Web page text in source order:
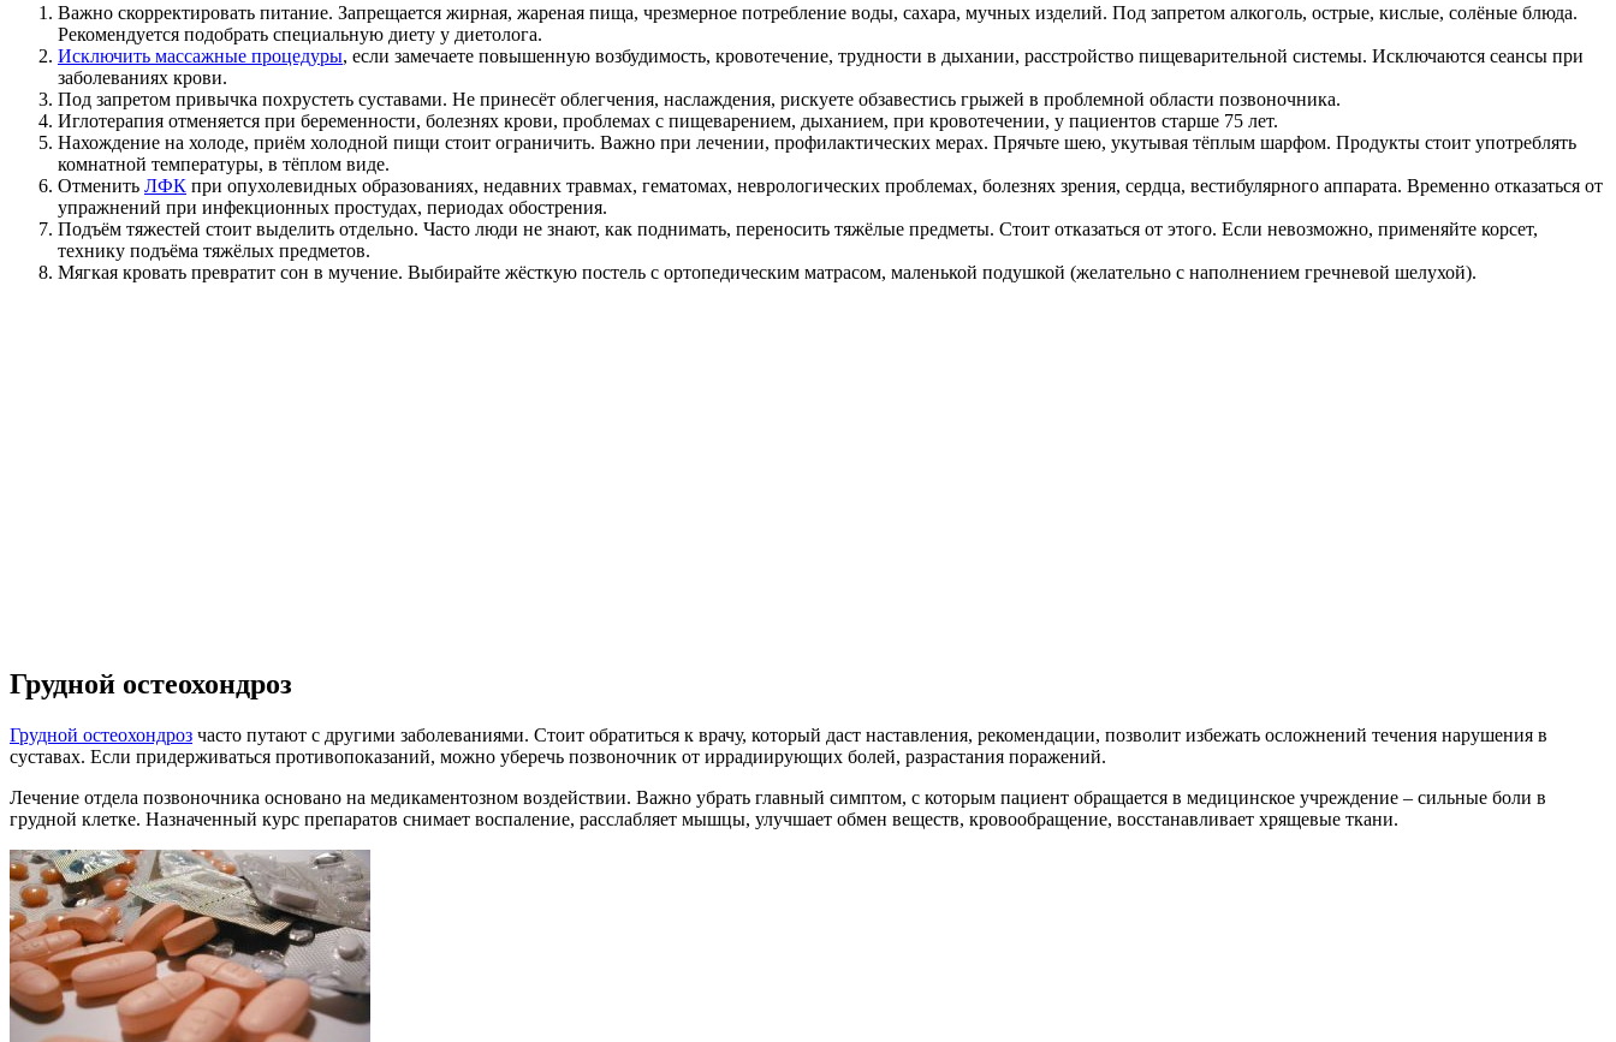
Важно скорректировать питание. Запрещается жирная, жареная пища, чрезмерное потребление воды, сахара, мучных изделий. Под запретом алкоголь, острые, кислые, солёные блюда.
Рекомендуется подобрать специальную диету у диетолога.
Исключить массажные процедуры, если замечаете повышенную возбудимость, кровотечение, трудности в дыхании, расстройство пищеварительной системы. Исключаются сеансы при
заболеваниях крови.
Под запретом привычка похрустеть суставами. Не принесёт облегчения, наслаждения, рискуете обзавестись грыжей в проблемной области позвоночника.
Иглотерапия отменяется при беременности, болезнях крови, проблемах с пищеварением, дыханием, при кровотечении, у пациентов старше 75 лет.
Нахождение на холоде, приём холодной пищи стоит ограничить. Важно при лечении, профилактических мерах. Прячьте шею, укутывая тёплым шарфом. Продукты стоит употреблять
комнатной температуры, в тёплом виде.
Отменить ЛФК при опухолевидных образованиях, недавних травмах, гематомах, неврологических проблемах, болезнях зрения, сердца, вестибулярного аппарата. Временно отказаться от
упражнений при инфекционных простудах, периодах обострения.
Подъём тяжестей стоит выделить отдельно. Часто люди не знают, как поднимать, переносить тяжёлые предметы. Стоит отказаться от этого. Если невозможно, применяйте корсет,
технику подъёма тяжёлых предметов.
Мягкая кровать превратит сон в мучение. Выбирайте жёсткую постель с ортопедическим матрасом, маленькой подушкой (желательно с наполнением гречневой шелухой).
Грудной остеохондроз
Грудной остеохондроз часто путают с другими заболеваниями. Стоит обратиться к врачу, который даст наставления, рекомендации, позволит избежать осложнений течения нарушения в
суставах. Если придерживаться противопоказаний, можно уберечь позвоночник от иррадиирующих болей, разрастания поражений.
Лечение отдела позвоночника основано на медикаментозном воздействии. Важно убрать главный симптом, с которым пациент обращается в медицинское учреждение – сильные боли в
грудной клетке. Назначенный курс препаратов снимает воспаление, расслабляет мышцы, улучшает обмен веществ, кровообращение, восстанавливает хрящевые ткани.